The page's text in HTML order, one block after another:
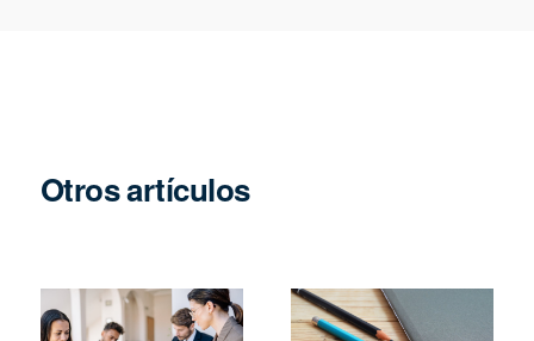
Otros artículos